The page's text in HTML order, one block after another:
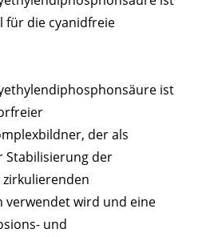
für die cyanidfreie
ist
der als
Stabilisierung der
verwendet wird und eine
und